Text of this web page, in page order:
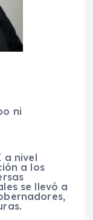
ni
a nivel
a los
se llevó a